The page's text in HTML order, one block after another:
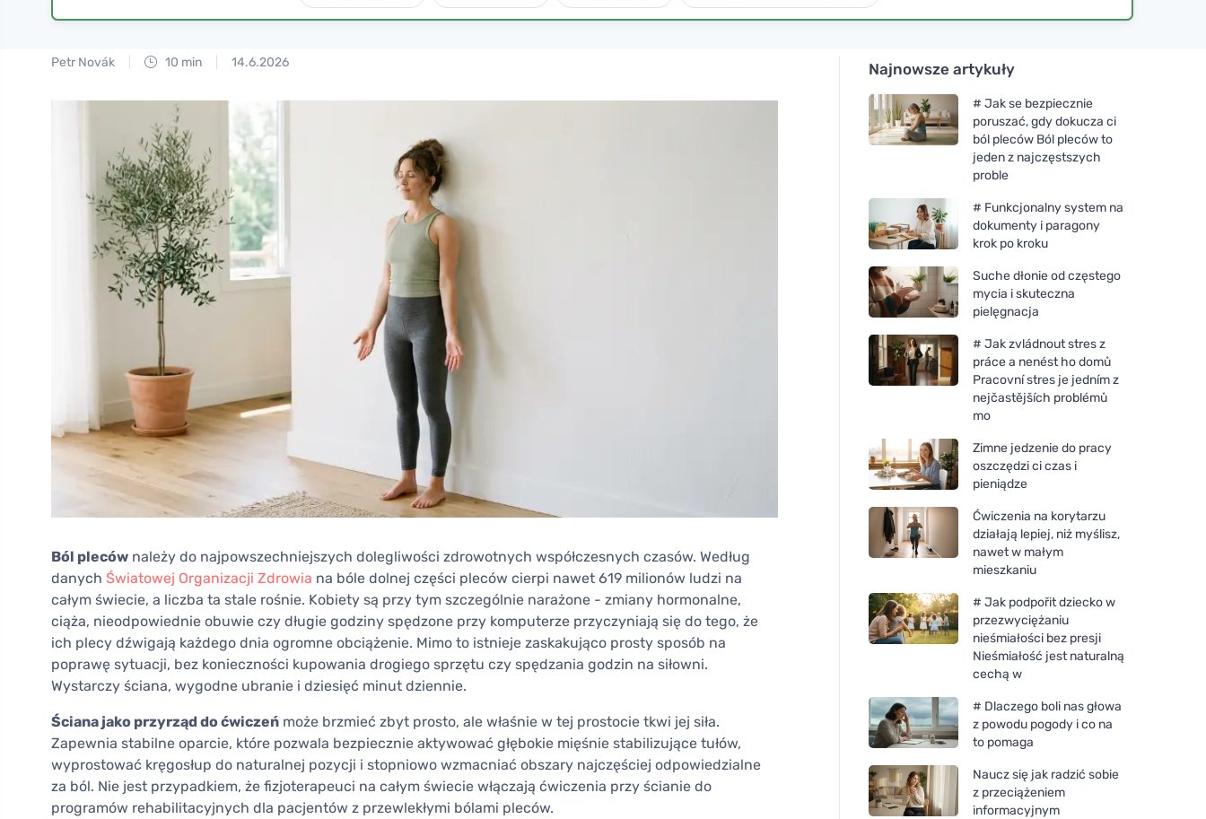
Petr Novák 10 min 14.6.2026
Ból pleców należy do najpowszechniejszych dolegliwości zdrowotnych współczesnych czasów. Według
danych Światowej Organizacji Zdrowia na bóle dolnej części pleców cierpi nawet 619 milionów ludzi na
całym świecie, a liczba ta stale rośnie. Kobiety są przy tym szczególnie narażone - zmiany hormonalne,
ciąża, nieodpowiednie obuwie czy długie godziny spędzone przy komputerze przyczyniają się do tego, że
ich plecy dźwigają każdego dnia ogromne obciążenie. Mimo to istnieje zaskakująco prosty sposób na
poprawę sytuacji, bez konieczności kupowania drogiego sprzętu czy spędzania godzin na siłowni.
Wystarczy ściana, wygodne ubranie i dziesięć minut dziennie.
Ściana jako przyrząd do ćwiczeń może brzmieć zbyt prosto, ale właśnie w tej prostocie tkwi jej siła.
Zapewnia stabilne oparcie, które pozwala bezpiecznie aktywować głębokie mięśnie stabilizujące tułów,
wyprostować kręgosłup do naturalnej pozycji i stopniowo wzmacniać obszary najczęściej odpowiedzialne
za ból. Nie jest przypadkiem, że fizjoterapeuci na całym świecie włączają ćwiczenia przy ścianie do
programów rehabilitacyjnych dla pacjentów z przewlekłymi bólami pleców.
Najnowsze artykuły
# Jak se bezpiecznie
poruszać, gdy dokucza ci
ból pleców Ból pleców to
jeden z najczęstszych
proble
# Funkcjonalny system na
dokumenty i paragony
krok po kroku
Suche dłonie od częstego
mycia i skuteczna
pielęgnacja
# Jak zvládnout stres z
práce a nenést ho domů
Pracovní stres je jedním z
nejčastějších problémů
mo
Zimne jedzenie do pracy
oszczędzi ci czas i
pieniądze
Ćwiczenia na korytarzu
działają lepiej, niż myślisz,
nawet w małym
mieszkaniu
# Jak podpořit dziecko w
przezwyciężaniu
nieśmiałości bez presji
Nieśmiałość jest naturalną
cechą w
# Dlaczego boli nas głowa
z powodu pogody i co na
to pomaga
Naucz się jak radzić sobie
z przeciążeniem
informacyjnym